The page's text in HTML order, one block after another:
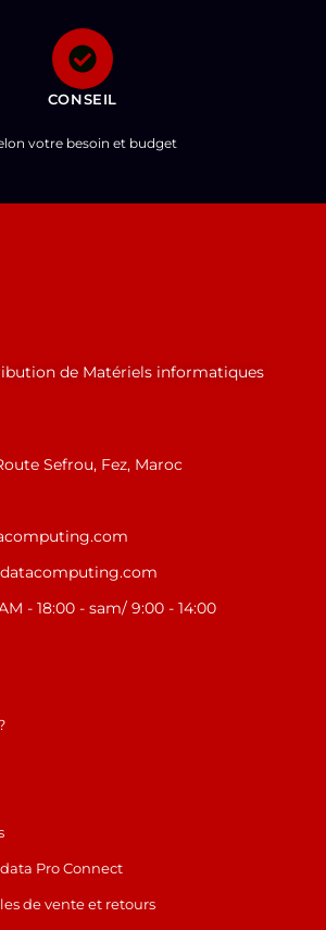
CONSEIL
votre besoin et budget
de Matériels informatiques
Sefrou, Fez, Maroc
- 18:00 - sam/ 9:00 - 14:00
Pro Connect
de vente et retours